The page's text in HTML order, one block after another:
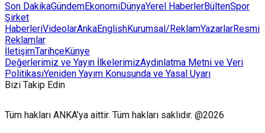
Son DakikaGündemEkonomiDünyaYerel HaberlerBültenSpor
Şirket
HaberleriVideolarAnkaEnglishKurumsal/ReklamYazarlarResmi
Reklamlar
İletişimTarihçeKünye
Değerlerimiz ve Yayın İlkelerimizAydınlatma Metni ve Veri
PolitikasıYeniden Yayım Konusunda ve Yasal Uyarı
Bizi Takip Edin
Tüm hakları ANKA'ya aittir. Tüm hakları saklıdır. @2026